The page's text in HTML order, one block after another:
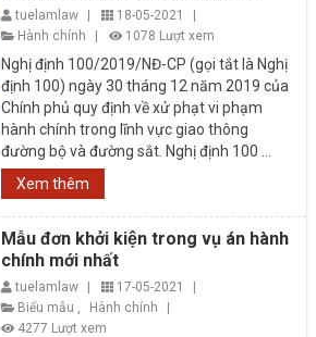
tuelamlaw | 18-05-2021
|
Hành chính
| 1078 Lượt xem
Nghị định 100/2019/NĐ-CP (gọi tắt là Nghị
định 100) ngày 30 tháng 12 năm 2019 của
Chính phủ quy định về xử phạt vi phạm
hành chính trong lĩnh vực giao thông
đường bộ và đường sắt. Nghị định 100 ...
Xem thêm
Mẫu đơn khởi kiện trong vụ án hành
chính mới nhất
tuelamlaw | 17-05-2021
|
Biểu mẫu
Hành chính
|
4277 Lượt xem